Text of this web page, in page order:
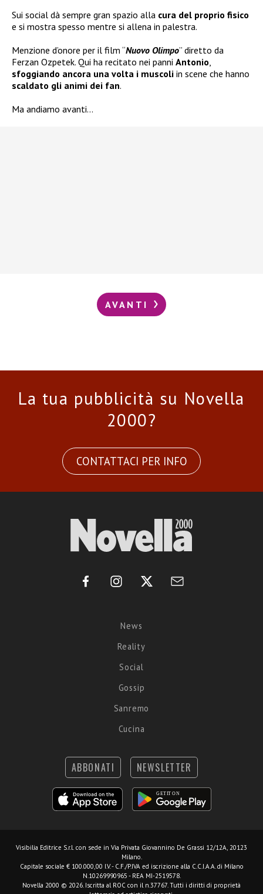
Sui social dà sempre gran spazio alla cura del proprio fisico
e si mostra spesso mentre si allena in palestra.
Menzione d’onore per il film “Nuovo Olimpo” diretto da
Ferzan Ozpetek. Qui ha recitato nei panni Antonio
sfoggiando ancora una volta i muscoli in scene che hanno
scaldato gli animi dei fan.
Ma andiamo avanti…
AVANTI
La tua pubblicità su Novella
2000?
CONTATTACI PER INFO
News
Reality
Social
Gossip
Sanremo
Cucina
ABBONATI NEWSLETTER
Visibilia Editrice S.r.l. con sede in Via Privata Giovannino De Grassi 12/12A, 20123
Milano.
Capitale sociale € 100.000,00 I.V. - C.F./P.IVA ed iscrizione alla C.C.I.A.A. di Milano
N.10269990965 - REA MI-2519578.
Novella 2000 © 2026. Iscritta al ROC con il n.37767. Tutti i diritti di proprietà